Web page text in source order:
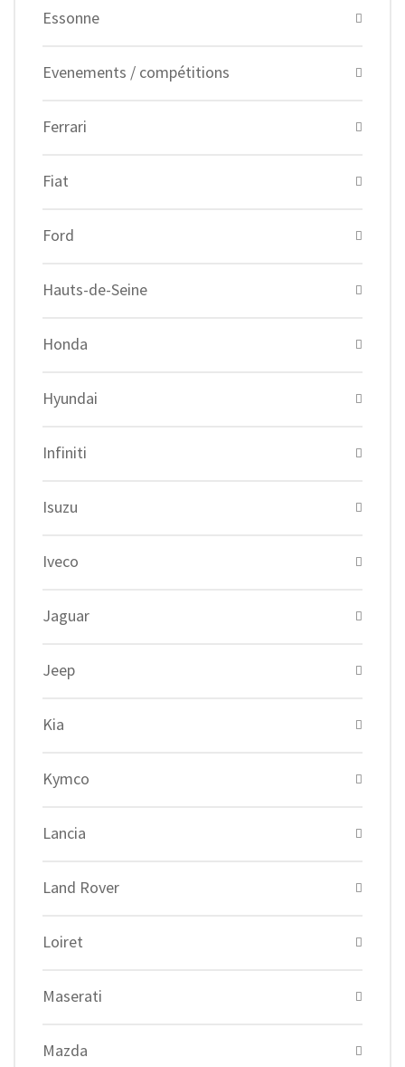
Essonne
Evenements / compétitions
Ferrari
Fiat
Ford
Hauts-de-Seine
Honda
Hyundai
Infiniti
Isuzu
Iveco
Jaguar
Jeep
Kia
Kymco
Lancia
Land Rover
Loiret
Maserati
Mazda